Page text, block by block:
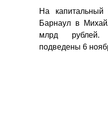
На
Барнаул в
млрд рублей.
подведены 6